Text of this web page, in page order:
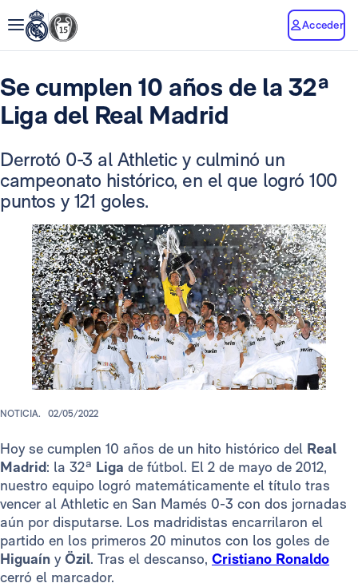
Acceder
Se cumplen 10 años de la 32ª
Liga del Real Madrid
Derrotó 0-3 al Athletic y culminó un
campeonato histórico, en el que logró 100
puntos y 121 goles.
NOTICIA. 02/05/2022
Hoy se cumplen 10 años de un hito histórico del Real
Madrid: la 32ª Liga de fútbol. El 2 de mayo de 2012,
nuestro equipo logró matemáticamente el título tras
vencer al Athletic en San Mamés 0-3 con dos jornadas
aún por disputarse. Los madridistas encarrilaron el
partido en los primeros 20 minutos con los goles de
Higuaín yÖzil. Tras el descanso, Cristiano Ronaldo
cerró el marcador.